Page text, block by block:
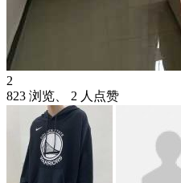
2
823 浏览、 2 人点赞